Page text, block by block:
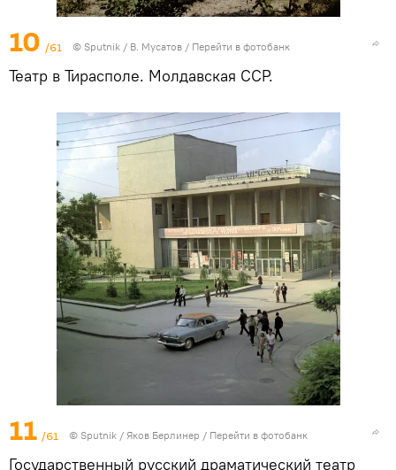
10 /61 © Sputnik / В. Мусатов / Перейти в фотобанк
Театр в Тирасполе. Молдавская ССР.
11 /61 © Sputnik / Яков Берлинер / Перейти в фотобанк
Государственный русский драматический театр